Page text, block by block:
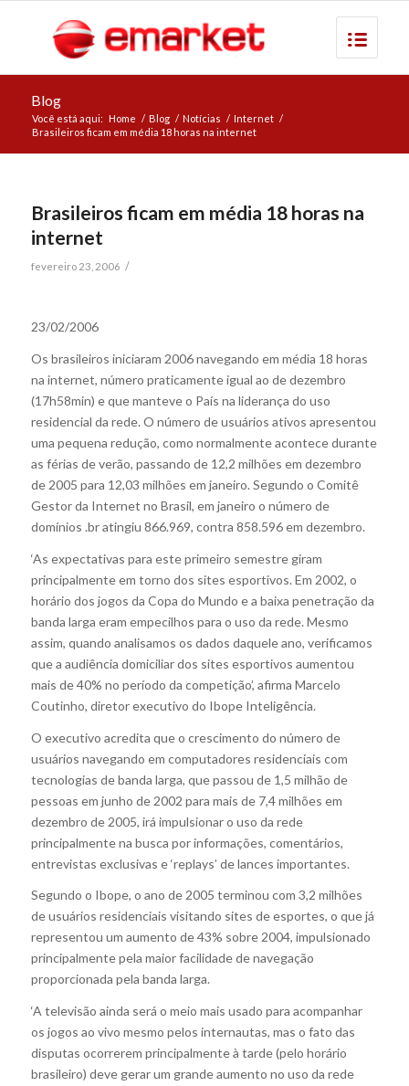
Blog
Você está aqui: Home / Blog / Notícias / Internet /
Brasileiros ficam em média 18 horas na internet
Brasileiros ficam em média 18 horas na
internet
fevereiro 23, 2006 /
23/02/2006
Os brasileiros iniciaram 2006 navegando em média 18 horas
na internet, número praticamente igual ao de dezembro
(17h58min) e que manteve o País na liderança do uso
residencial da rede. O número de usuários ativos apresentou
uma pequena redução, como normalmente acontece durante
as férias de verão, passando de 12,2 milhões em dezembro
de 2005 para 12,03 milhões em janeiro. Segundo o Comitê
Gestor da Internet no Brasil, em janeiro o número de
domínios .br atingiu 866.969, contra 858.596 em dezembro.
‘As expectativas para este primeiro semestre giram
principalmente em torno dos sites esportivos. Em 2002, o
horário dos jogos da Copa do Mundo e a baixa penetração da
banda larga eram empecilhos para o uso da rede. Mesmo
assim, quando analisamos os dados daquele ano, verificamos
que a audiência domiciliar dos sites esportivos aumentou
mais de 40% no período da competição’, afirma Marcelo
Coutinho, diretor executivo do Ibope Inteligência.
O executivo acredita que o crescimento do número de
usuários navegando em computadores residenciais com
tecnologias de banda larga, que passou de 1,5 milhão de
pessoas em junho de 2002 para mais de 7,4 milhões em
dezembro de 2005, irá impulsionar o uso da rede
principalmente na busca por informações, comentários,
entrevistas exclusivas e ‘replays’ de lances importantes.
Segundo o Ibope, o ano de 2005 terminou com 3,2 milhões
de usuários residenciais visitando sites de esportes, o que já
representou um aumento de 43% sobre 2004, impulsionado
principalmente pela maior facilidade de navegação
proporcionada pela banda larga.
‘A televisão ainda será o meio mais usado para acompanhar
os jogos ao vivo mesmo pelos internautas, mas o fato das
disputas ocorrerem principalmente à tarde (pelo horário
brasileiro) deve gerar um grande aumento no uso da rede